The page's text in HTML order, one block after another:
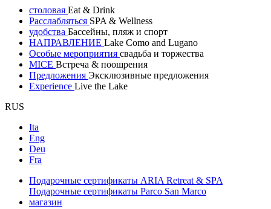
столовая Eat & Drink
Расслабляться SPA & Wellness
удобства Бассейны, пляж и спорт
НАПРАВЛЕНИЕ Lake Como and Lugano
Особые мероприятия свадьба и торжества
MICE Встреча & поощрения
Предложения Эксклюзивные предложения
Experience Live the Lake
RUS
Ita
Eng
Deu
Fra
Подарочные сертификаты ARIA Retreat & SPA
Подарочные сертификаты Parco San Marco
магазин